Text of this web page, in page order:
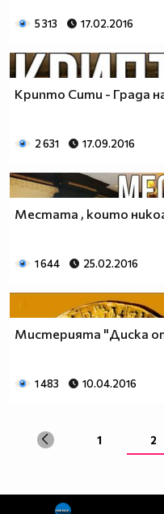
5 313 17.02.2016
Крипто Сити - Града
2 631 17.09.2016
Местата , които
1 644 25.02.2016
Мистерията "Диска
1 483 10.04.2016
1 2